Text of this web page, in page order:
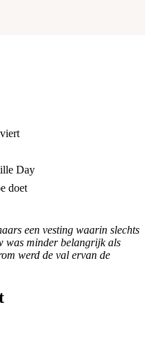
Day
doet
een vesting waarin slechts
was minder belangrijk als
werd de val ervan de